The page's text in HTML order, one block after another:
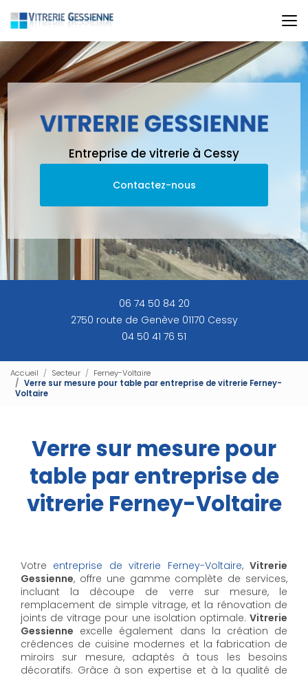
au
contenu
principal
Entreprise de vitrerie à Cessy
Contactez-nous
06 74 50 84 20
2750 route de Genève 01170 Cessy
04 50 41 76 51
Accueil Secteur
Ferney-Voltaire
Verre sur mesure pour table par entreprise de vitrerie Ferney-
Voltaire
Verre sur mesure pour
table par entreprise de
vitrerie Ferney-Voltaire
Votre entreprise de vitrerie Ferney-Voltaire,Vitrerie
Gessienne, offre une gamme complète de services,
incluant la découpe de verre sur mesure, le
remplacement de simple vitrage, et la rénovation de
joints de vitrage pour une isolation optimale. Vitrerie
Gessienne excelle également dans la création de
crédences de cuisine modernes et la fabrication de
miroirs sur mesure, adaptés à tous les besoins
décoratifs. Grâce à son expertise et à la qualité de